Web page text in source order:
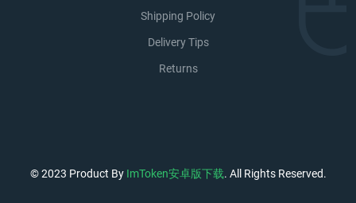
Shipping Policy
Delivery Tips
Returns
© 2023 Product By ImToken安卓版下载. All Rights Reserved.